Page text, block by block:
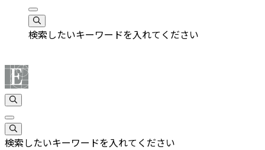
検索したいキーワードを入れてください
検索したいキーワードを入れてください